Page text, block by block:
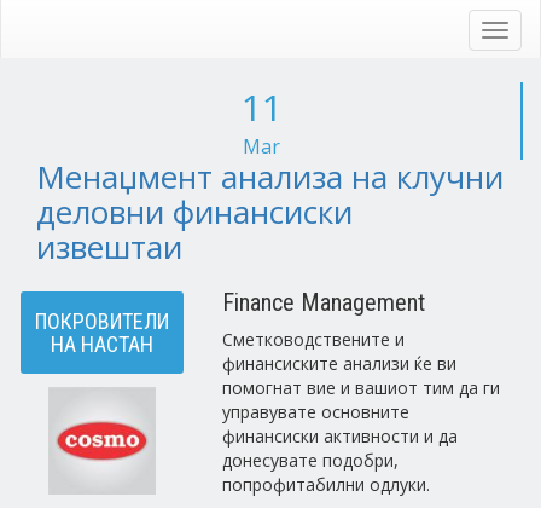
11
Mar
Менаџмент анализа на клучни
деловни финансиски
извештаи
ПОКРОВИТЕЛИ
НА НАСТАН
Finance Management
Сметководствените и
финансиските анализи ќе ви
помогнат вие и вашиот тим да ги
управувате основните
финансиски активности и да
донесувате подобри,
попрофитабилни одлуки.